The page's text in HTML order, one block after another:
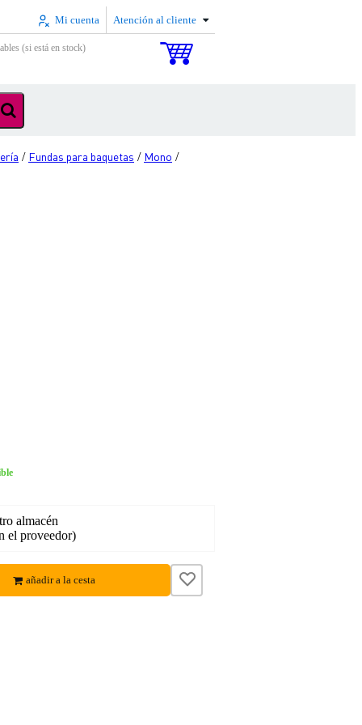
Mi cuenta Atención al cliente
(si está en stock)
/ Fundas para baquetas / Mono /
almacén
el proveedor)
añadir a la cesta